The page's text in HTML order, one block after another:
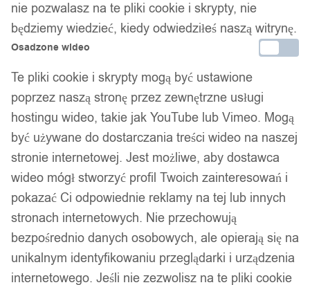
nie pozwalasz na te pliki cookie i skrypty, nie
będziemy wiedzieć, kiedy odwiedziłeś naszą witrynę.
Osadzone wideo
Te pliki cookie i skrypty mogą być ustawione
poprzez naszą stronę przez zewnętrzne usługi
hostingu wideo, takie jak YouTube lub Vimeo. Mogą
być używane do dostarczania treści wideo na naszej
stronie internetowej. Jest możliwe, aby dostawca
wideo mógł stworzyć profil Twoich zainteresowań i
pokazać Ci odpowiednie reklamy na tej lub innych
stronach internetowych. Nie przechowują
bezpośrednio danych osobowych, ale opierają się na
unikalnym identyfikowaniu przeglądarki i urządzenia
internetowego. Jeśli nie zezwolisz na te pliki cookie